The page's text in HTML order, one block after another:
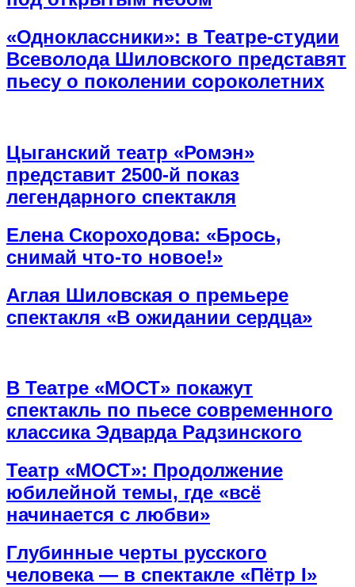
«Одноклассники»: в Театре-студии
Всеволода Шиловского представят
пьесу о поколении сороколетних
Цыганский театр «Ромэн»
представит 2500-й показ
легендарного спектакля
Елена Скороходова: «Брось,
снимай что-то новое!»
Аглая Шиловская о премьере
спектакля «В ожидании сердца»
В Театре «МОСТ» покажут
спектакль по пьесе современного
классика Эдварда Радзинского
Театр «МОСТ»: Продолжение
юбилейной темы, где «всё
начинается с любви»
Глубинные черты русского
человека — в спектакле «Пётр I»